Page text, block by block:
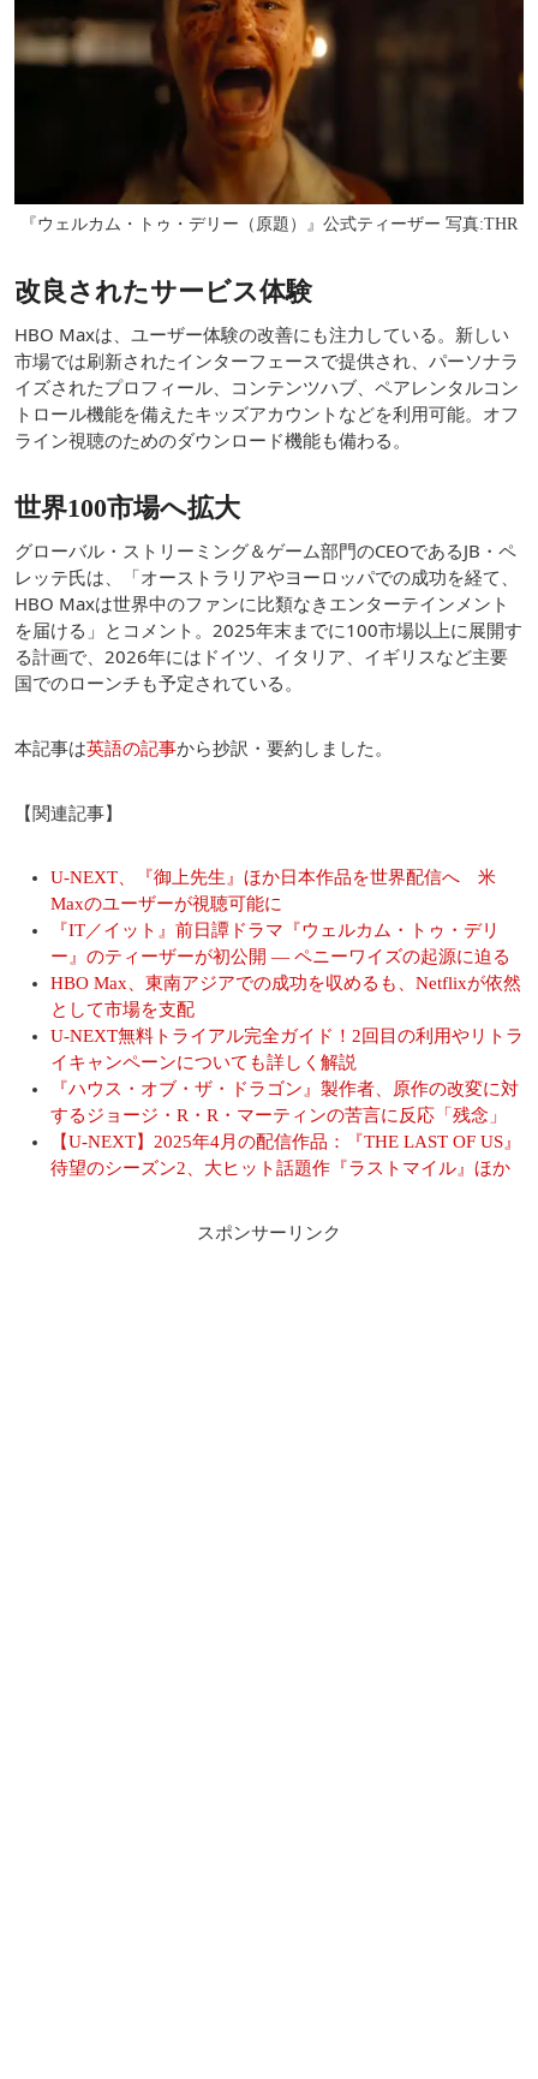
『ウェルカム・トゥ・デリー（原題）』公式ティーザー 写真:THR
改良されたサービス体験
HBO Maxは、ユーザー体験の改善にも注力している。新しい
市場では刷新されたインターフェースで提供され、パーソナラ
イズされたプロフィール、コンテンツハブ、ペアレンタルコン
トロール機能を備えたキッズアカウントなどを利用可能。オフ
ライン視聴のためのダウンロード機能も備わる。
世界100市場へ拡大
グローバル・ストリーミング＆ゲーム部門のCEOであるJB・ペ
レッテ氏は、「オーストラリアやヨーロッパでの成功を経て、
HBO Maxは世界中のファンに比類なきエンターテインメント
を届ける」とコメント。2025年末までに100市場以上に展開す
る計画で、2026年にはドイツ、イタリア、イギリスなど主要
国でのローンチも予定されている。
本記事は英語の記事から抄訳・要約しました。
【関連記事】
U-NEXT、『御上先生』ほか日本作品を世界配信へ 米
Maxのユーザーが視聴可能に
『IT／イット』前日譚ドラマ『ウェルカム・トゥ・デリ
ー』のティーザーが初公開 ― ペニーワイズの起源に迫る
HBO Max、東南アジアでの成功を収めるも、Netflixが依然
として市場を支配
U-NEXT無料トライアル完全ガイド！2回目の利用やリトラ
イキャンペーンについても詳しく解説
『ハウス・オブ・ザ・ドラゴン』製作者、原作の改変に対
するジョージ・R・R・マーティンの苦言に反応「残念」
【U-NEXT】2025年4月の配信作品：『THE LAST OF US』
待望のシーズン2、大ヒット話題作『ラストマイル』ほか
スポンサーリンク